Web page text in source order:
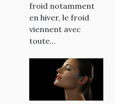
froid notamment
en hiver, le froid
viennent avec
toute...